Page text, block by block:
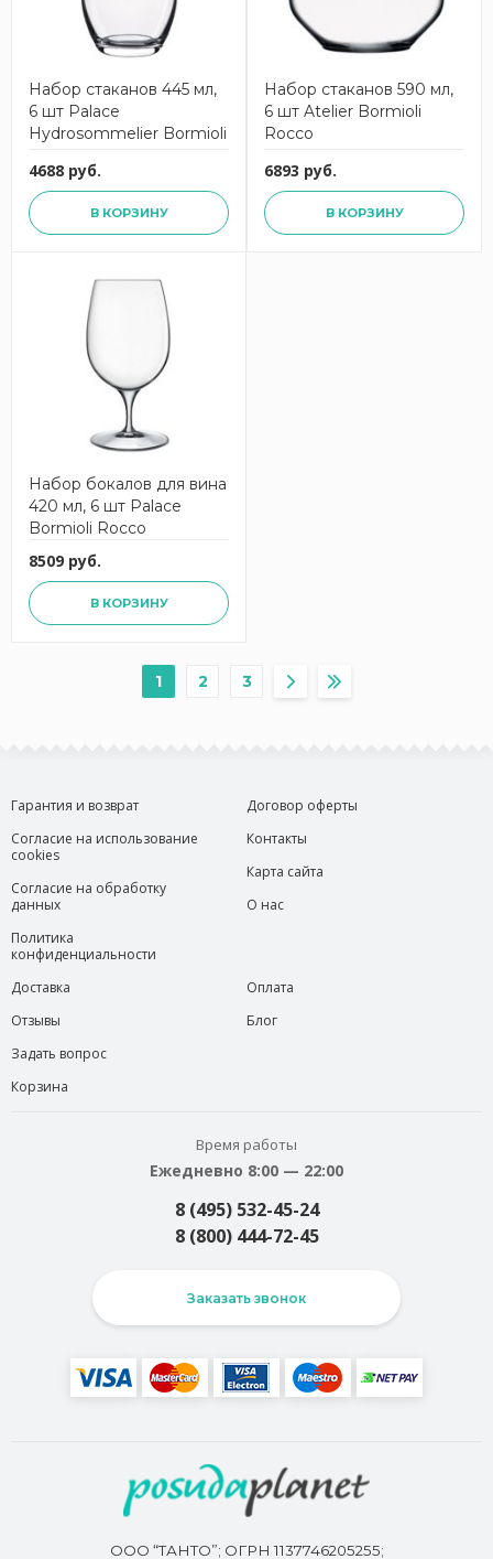
Набор стаканов 445 мл,
6 шт Palace
Hydrosommelier Bormioli
4688 руб.
В КОРЗИНУ
Набор стаканов 590 мл,
6 шт Atelier Bormioli
Rocco
6893 руб.
В КОРЗИНУ
Набор бокалов для вина
420 мл, 6 шт Palace
Bormioli Rocco
8509 руб.
В КОРЗИНУ
1 2 3
Гарантия и возврат
Согласие на использование
cookies
Согласие на обработку
данных
Политика
конфиденциальности
Договор оферты
Контакты
Карта сайта
О нас
Доставка
Отзывы
Задать вопрос
Корзина
Оплата
Блог
Время работы
Ежедневно 8:00 — 22:00
8 (495) 532-45-24
8 (800) 444-72-45
Заказать звонок
ООО “ТАНТО”; ОГРН 1137746205255;